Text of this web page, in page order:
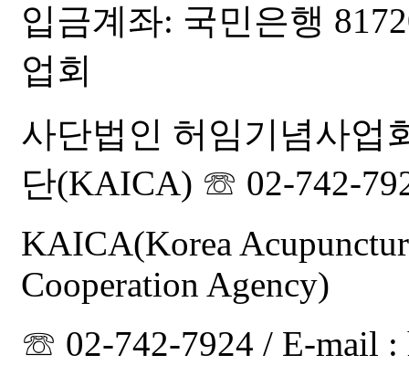
입금계좌: 국민은행
업회
사단법인 허임기념사업
단(KAICA) ☏ 02-742-
KAICA(Korea
Cooperation Agency)
☏ 02-742-7924 / E-mail :